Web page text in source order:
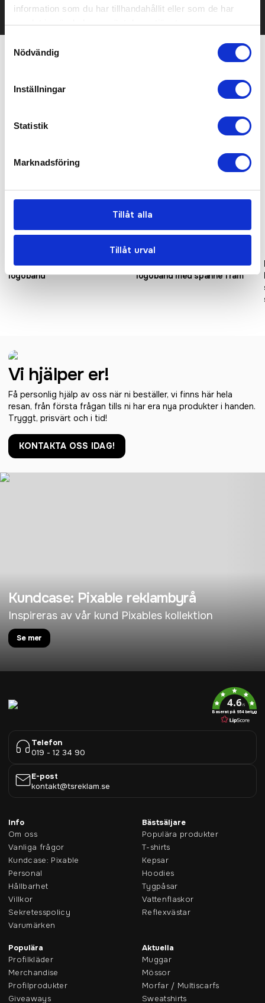
information som du har tillhandahållit eller som de har
samlat in när du har använt deras tjänster.
Nödvändig
Inställningar
Statistik
Marknadsföring
Tillåt alla
Tillåt urval
KONTAKTA OSS
Recycled
Lana återvunnen PET
logoband
Recycled
Bucks RPET sublimerat
logoband med spänne fram
Vi hjälper er!
Få personlig hjälp av oss när ni beställer, vi finns här hela
resan, från första frågan tills ni har era nya produkter i handen.
Tryggt, prisvärt och i tid!
KONTAKTA OSS IDAG!
Kundcase: Pixable reklambyrå
Inspireras av vår kund Pixables kollektion
Se mer
4.6/5
Baserat på 954 betyg
Telefon
019 - 12 34 90
E-post
kontakt@tsreklam.se
Info
Om oss
Vanliga frågor
Kundcase: Pixable
Personal
Hållbarhet
Villkor
Sekretesspolicy
Varumärken
Bästsäljare
Populära produkter
T-shirts
Kepsar
Hoodies
Tygpåsar
Vattenflaskor
Reflexvästar
Populära
Profilkläder
Merchandise
Profilprodukter
Giveaways
Aktuella
Muggar
Mössor
Morfar / Multiscarfs
Sweatshirts